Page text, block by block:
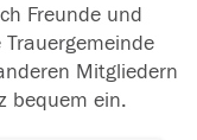
Freunde und
Mitgliedern
bequem ein.